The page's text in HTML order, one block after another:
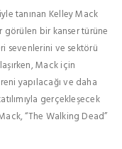
tanınan Kelley Mack
görülen bir kanser türüne
sevenlerini ve sektörü
Mack için
yapılacağı ve daha
gerçekleşecek
“The Walking Dead”